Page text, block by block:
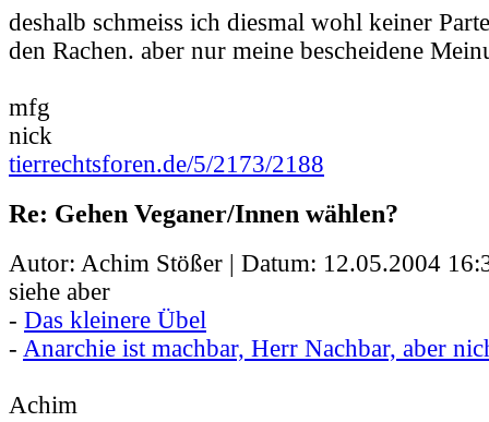
deshalb schmeiss ich diesmal wohl keiner
den Rachen. aber nur meine bescheidene
mfg
nick
tierrechtsforen.de/5/2173/2188
Re: Gehen Veganer/Innen wählen?
Autor: Achim Stößer | Datum: 12.05.2004
siehe aber
- Das kleinere Übel
- Anarchie ist machbar, Herr Nachbar, aber
Achim